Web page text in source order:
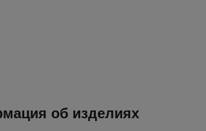
об изделиях